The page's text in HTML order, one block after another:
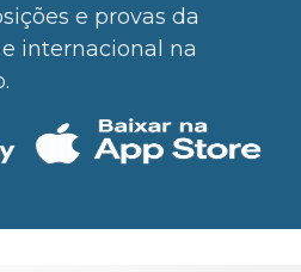
e provas da
internacional na